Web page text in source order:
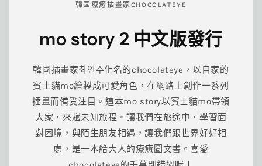
韓國療癒插畫家CHOCOLATEYE
mo story 2 中文版發行
韓國插畫家최연주化名的chocolateye，以自家的
賓士貓mo繪製成可愛角色，在網路上創作一系列
插畫而備受注目。這本mo story以賓士貓mo帶領
大家，來趟未知旅程。讓我們在旅途中，學習面
對困境，與陌生朋友相遇，讓我們跟世界好好相
處，是一本給大人的療癒圖文書。喜愛